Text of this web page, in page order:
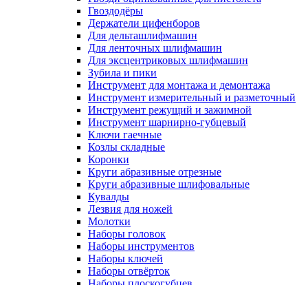
Гвоздодёры
Держатели цифенборов
Для дельташлифмашин
Для ленточных шлифмашин
Для эксцентриковых шлифмашин
Зубила и пики
Инструмент для монтажа и демонтажа
Инструмент измерительный и разметочный
Инструмент режущий и зажимной
Инструмент шарнирно-губцевый
Ключи гаечные
Козлы складные
Коронки
Круги абразивные отрезные
Круги абразивные шлифовальные
Кувалды
Лезвия для ножей
Молотки
Наборы головок
Наборы инструментов
Наборы ключей
Наборы отвёрток